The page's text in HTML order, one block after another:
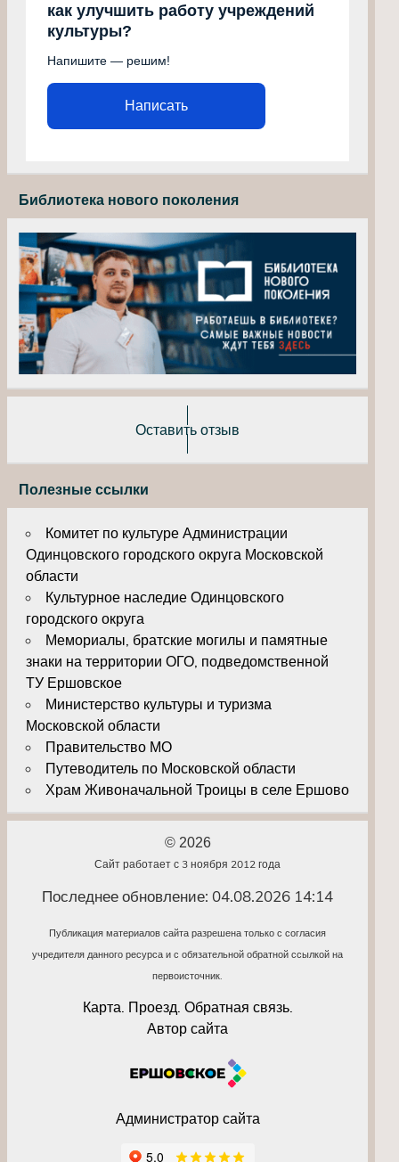
как улучшить работу учреждений
культуры?
Напишите — решим!
Написать
Библиотека нового поколения
Оставить отзыв
Полезные ссылки
Комитет по культуре Администрации
Одинцовского городского округа Московской
области
Культурное наследие Одинцовского
городского округа
Мемориалы, братские могилы и памятные
знаки на территории ОГО, подведомственной
ТУ Ершовское
Министерство культуры и туризма
Московской области
Правительство МО
Путеводитель по Московской области
Храм Живоначальной Троицы в селе Ершово
© 2026
Сайт работает с 3 ноября 2012 года
Последнее обновление: 04.08.2026 14:14
Публикация материалов сайта разрешена только с согласия
учредителя данного ресурса и с обязательной обратной ссылкой на
первоисточник.
Карта. Проезд. Обратная связь.
Автор сайта
Администратор сайта